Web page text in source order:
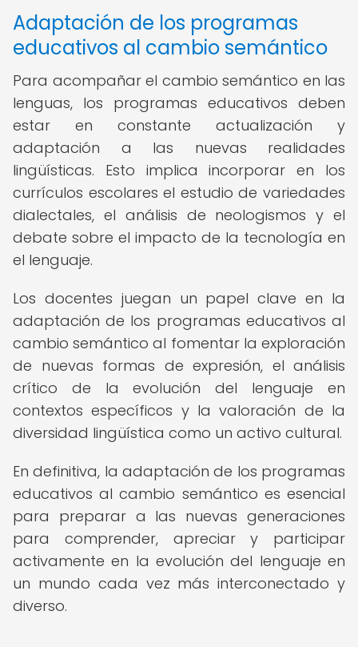
Adaptación de los programas
educativos al cambio semántico
Para acompañar el cambio semántico en las
lenguas, los programas educativos deben
estar en constante actualización y
adaptación a las nuevas realidades
lingüísticas. Esto implica incorporar en los
currículos escolares el estudio de variedades
dialectales, el análisis de neologismos y el
debate sobre el impacto de la tecnología en
el lenguaje.
Los docentes juegan un papel clave en la
adaptación de los programas educativos al
cambio semántico al fomentar la exploración
de nuevas formas de expresión, el análisis
crítico de la evolución del lenguaje en
contextos específicos y la valoración de la
diversidad lingüística como un activo cultural.
En definitiva, la adaptación de los programas
educativos al cambio semántico es esencial
para preparar a las nuevas generaciones
para comprender, apreciar y participar
activamente en la evolución del lenguaje en
un mundo cada vez más interconectado y
diverso.